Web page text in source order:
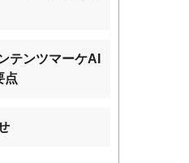
テンツマーケAI
点